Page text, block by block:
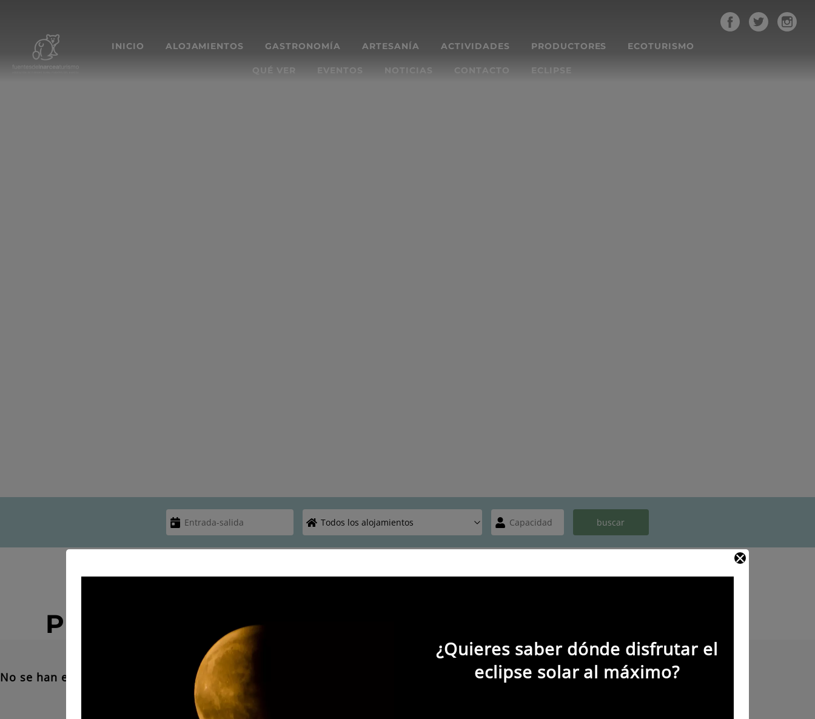
¿Quieres saber dónde disfrutar el
eclipse solar al máximo?
INICIO ALOJAMIENTOS GASTRONOMÍA ARTESANÍA ACTIVIDADES PRODUCTORES ECOTURISMO
QUÉ VER EVENTOS NOTICIAS CONTACTO ECLIPSE
Principales Piscina
No se han encontrado resultados